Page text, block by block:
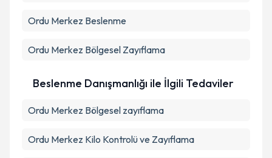
Ordu Merkez Beslenme
Ordu Merkez Bölgesel Zayıflama
Beslenme Danışmanlığı ile İlgili Tedaviler
Ordu Merkez Bölgesel zayıflama
Ordu Merkez Kilo Kontrolü ve Zayıflama